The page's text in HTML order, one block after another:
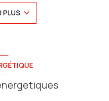
une chambre, une salle
inclus
PLUS